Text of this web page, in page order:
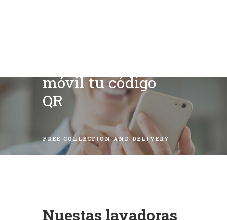
móvil tu código
QR
FREE COLLECTION AND DELIVERY
Nuestas lavadoras